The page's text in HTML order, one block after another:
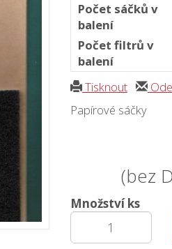
Počet sáčků v
balení
Počet filtrů v
balení
Tisknout
Papírové sáčky
(bez
Množství ks